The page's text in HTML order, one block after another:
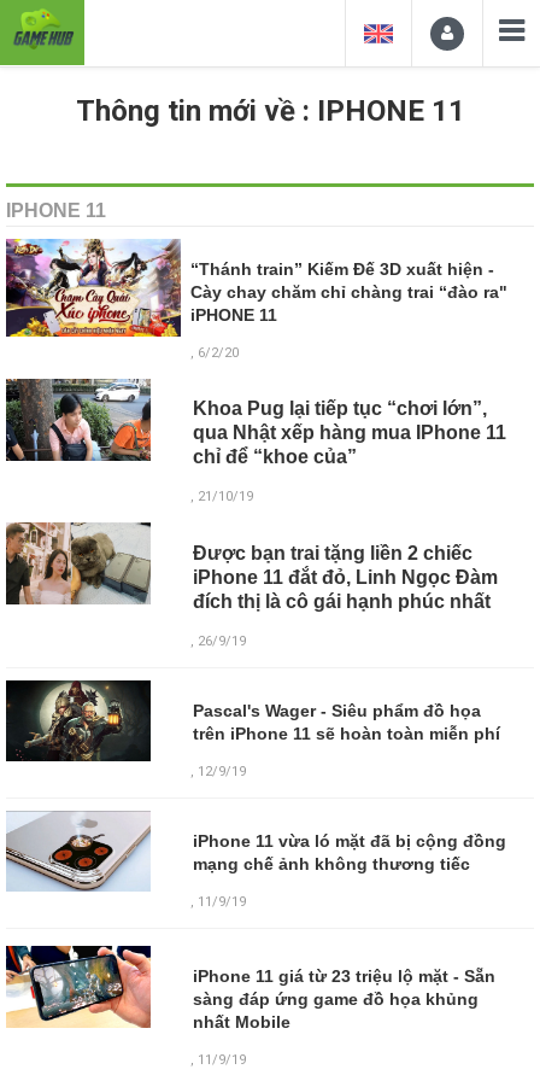
Thông tin mới về : IPHONE 11
IPHONE 11
“Thánh train” Kiếm Đế 3D xuất hiện -
Cày chay chăm chỉ chàng trai “đào ra"
iPHONE 11
, 6/2/20
Khoa Pug lại tiếp tục “chơi lớn”,
qua Nhật xếp hàng mua IPhone 11
chỉ để “khoe của”
, 21/10/19
Được bạn trai tặng liền 2 chiếc
iPhone 11 đắt đỏ, Linh Ngọc Đàm
đích thị là cô gái hạnh phúc nhất
, 26/9/19
Pascal's Wager - Siêu phẩm đồ họa
trên iPhone 11 sẽ hoàn toàn miễn phí
, 12/9/19
iPhone 11 vừa ló mặt đã bị cộng đồng
mạng chế ảnh không thương tiếc
, 11/9/19
iPhone 11 giá từ 23 triệu lộ mặt - Sẵn
sàng đáp ứng game đồ họa khủng
nhất Mobile
, 11/9/19